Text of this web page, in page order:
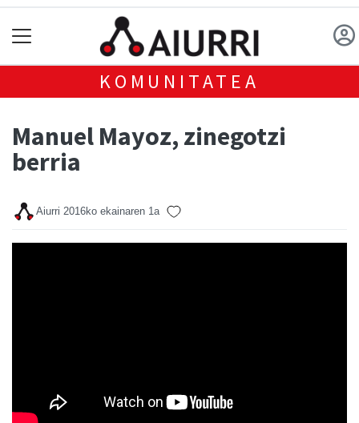
KOMUNITATEA
Manuel Mayoz, zinegotzi
berria
Aiurri 2016ko ekainaren 1a